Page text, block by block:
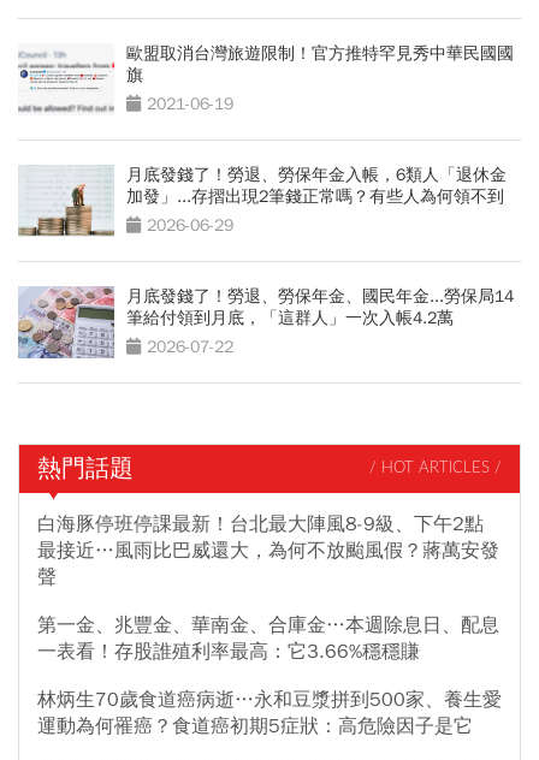
歐盟取消台灣旅遊限制！官方推特罕見秀中華民國國
旗
2021-06-19
月底發錢了！勞退、勞保年金入帳，6類人「退休金
加發」...存摺出現2筆錢正常嗎？有些人為何領不到
2026-06-29
月底發錢了！勞退、勞保年金、國民年金...勞保局14
筆給付領到月底，「這群人」一次入帳4.2萬
2026-07-22
熱門話題 / HOT ARTICLES /
白海豚停班停課最新！台北最大陣風8-9級、下午2點
最接近…風雨比巴威還大，為何不放颱風假？蔣萬安發
聲
第一金、兆豐金、華南金、合庫金…本週除息日、配息
一表看！存股誰殖利率最高：它3.66%穩穩賺
林炳生70歲食道癌病逝…永和豆漿拼到500家、養生愛
運動為何罹癌？食道癌初期5症狀：高危險因子是它